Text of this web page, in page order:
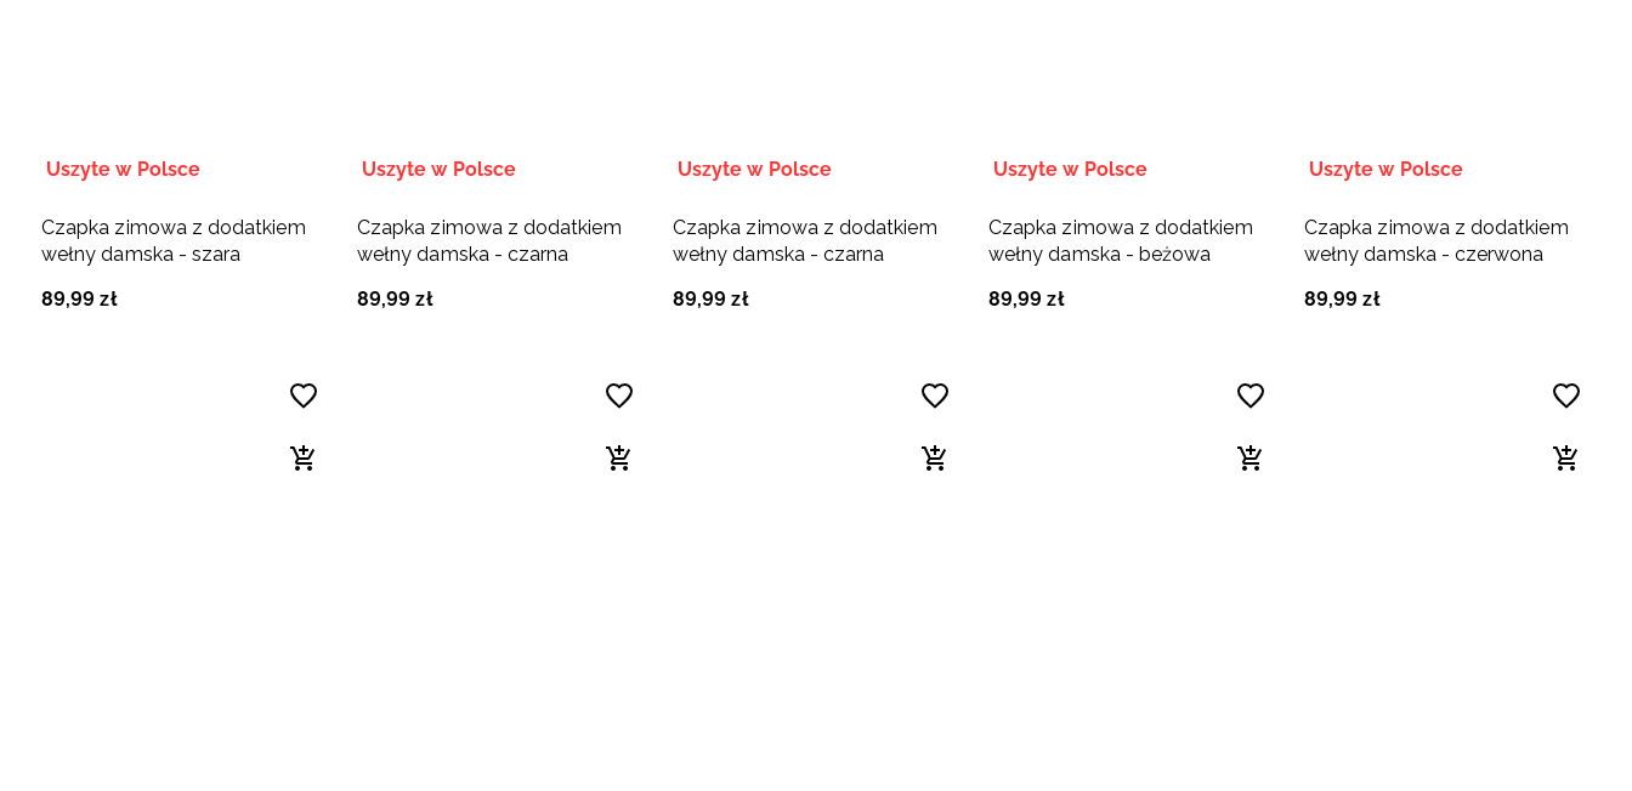
Uszyte w Polsce
Czapka zimowa z dodatkiem
wełny damska - szara
89,99 zł
Uszyte w Polsce
Czapka zimowa z dodatkiem
wełny damska - czarna
89,99 zł
Uszyte w Polsce
Czapka zimowa z dodatkiem
wełny damska - czarna
89,99 zł
Uszyte w Polsce
Czapka zimowa z dodatkiem
wełny damska - beżowa
89,99 zł
Uszyte w Polsce
Czapka zimowa z dodatkiem
wełny damska - czerwona
89,99 zł